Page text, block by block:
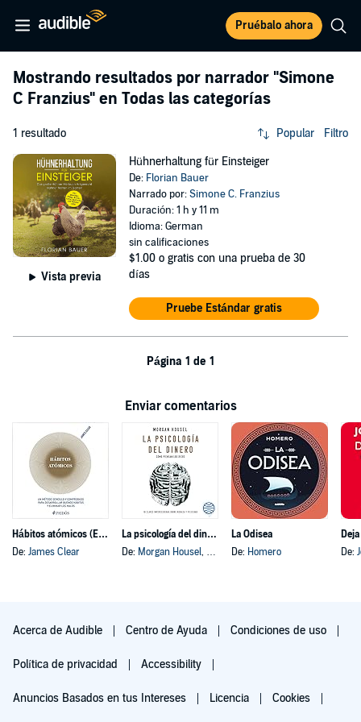
Pruébalo ahora
Mostrando resultados por narrador "Simone
C Franzius" en Todas las categorías
1 resultado Popular Filtro
Vista previa
Hühnerhaltung für Einsteiger
De: Florian Bauer
Narrado por:Simone C. Franzius
Duración: 1 h y 11 m
Idioma: German
sin calificaciones
$1.00 o gratis con una prueba de 30
días
Pruebe Estándar gratis
Página 1 de 1
Enviar comentarios
Hábitos atómicos (Español neutro)
De: James Clear
La psicología del dinero
De: Morgan Housel, y otros
La Odisea
De: Homero
De:
Acerca de Audible Centro de Ayuda Condiciones de uso
Política de privacidad Accessibility
Anuncios Basados en tus Intereses Licencia Cookies